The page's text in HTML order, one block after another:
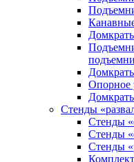
Опорное
Стенды
Стенды
Стенды
Стенды